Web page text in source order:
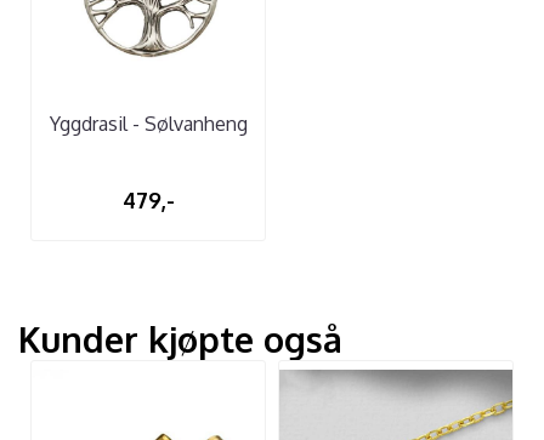
Yggdrasil - Sølvanheng
479,-
Kunder kjøpte også